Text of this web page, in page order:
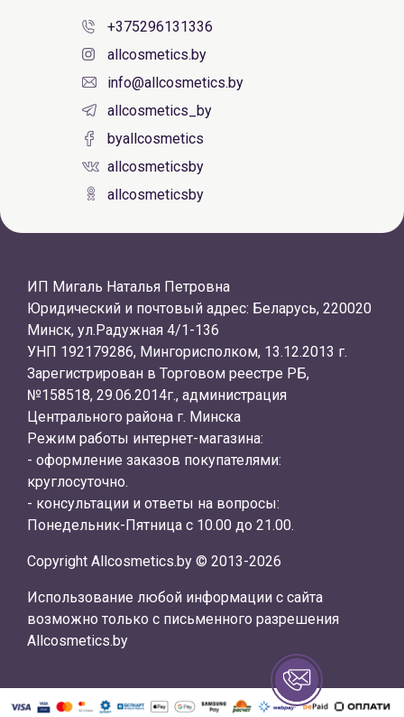
+375296131336
allcosmetics.by
info@allcosmetics.by
allcosmetics_by
byallcosmetics
allcosmeticsby
allcosmeticsby
ИП Мигаль Наталья Петровна
Юридический и почтовый адрес: Беларусь, 220020
Минск, ул.Радужная 4/1-136
УНП 192179286, Мингорисполком, 13.12.2013 г.
Зарегистрирован в Торговом реестре РБ,
№158518, 29.06.2014г., администрация
Центрального района г. Минска
Режим работы интернет-магазина:
- оформление заказов покупателями:
круглосуточно.
- консультации и ответы на вопросы:
Понедельник-Пятница с 10.00 до 21.00.
Copyright Allcosmetics.by © 2013-2026
Использование любой информации с сайта
возможно только с письменного разрешения
Allcosmetics.by